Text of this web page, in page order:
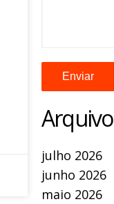
Arquivo
julho 2026
junho 2026
maio 2026